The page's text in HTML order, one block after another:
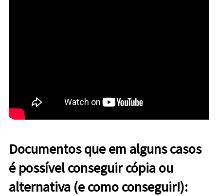
Documentos que em alguns casos
é possível conseguir cópia ou
alternativa (e como conseguir!):